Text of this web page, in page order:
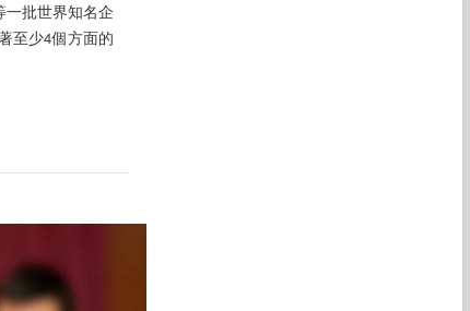
一批世界知名企
至少4個方面的